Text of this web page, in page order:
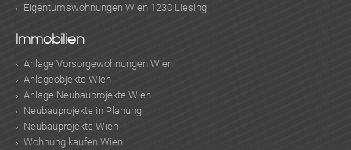
Eigentumswohnungen Wien 1230 Liesing
Immobilien
Anlage Vorsorgewohnungen Wien
Anlageobjekte Wien
Anlage Neubauprojekte Wien
Neubauprojekte in Planung
Neubauprojekte Wien
Wohnung kaufen Wien